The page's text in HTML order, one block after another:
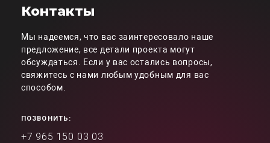
Контакты
Мы надеемся, что вас заинтересовало наше
предложение, все детали проекта могут
обсуждаться. Если у вас остались вопросы,
свяжитесь с нами любым удобным для вас
способом.
ПОЗВОНИТЬ:
+7 965 150 03 03